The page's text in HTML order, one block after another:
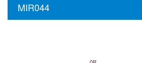
MIR044